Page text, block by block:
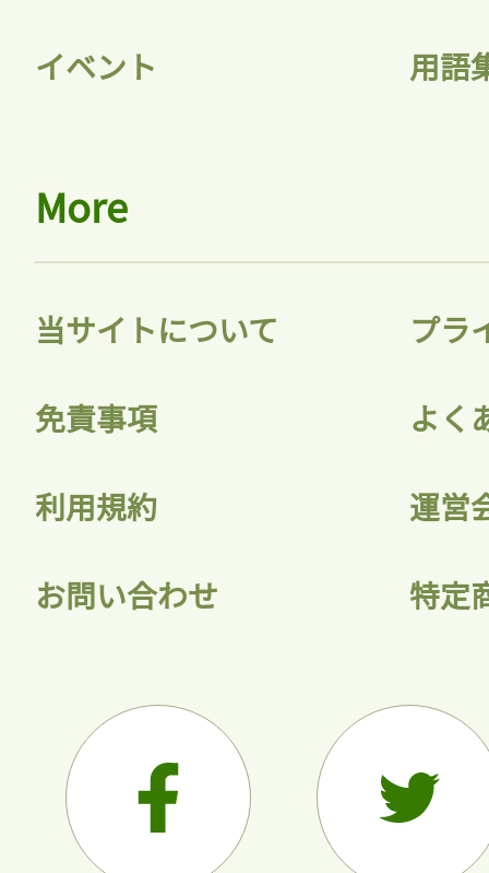
イベント 用語
More
当サイトについて プラ
免責事項 よく
利用規約 運営
お問い合わせ 特定